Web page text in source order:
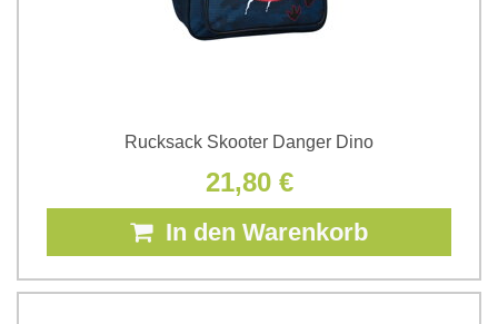
Rucksack Skooter Danger Dino
21,80 €
In den Warenkorb